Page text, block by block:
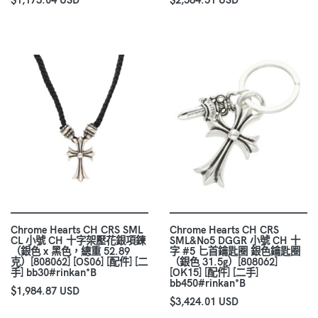
Chrome Hearts CH CRS SML
CL 小號 CH 十字架壓花銀項鍊
（銀色 x 黑色，總重 52.89
克）[808062] [OS06] [配件] [二
手] bb30#rinkan*B
$1,984.87 USD
Chrome Hearts CH CRS
SML&No5 DGGR 小號 CH 十
字 #5 匕首鑰匙圈 銀色鑰匙圈
（銀色 31.5g）[808062]
[OK15] [配件] [二手]
bb450#rinkan*B
$3,424.01 USD